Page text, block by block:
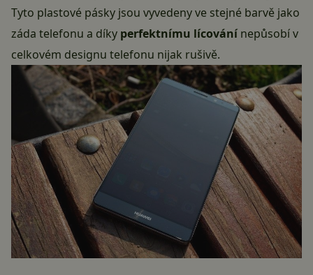
Tyto plastové pásky jsou vyvedeny ve stejné barvě jako
záda telefonu a díky perfektnímu lícovánínepůsobí v
celkovém designu telefonu nijak rušivě.